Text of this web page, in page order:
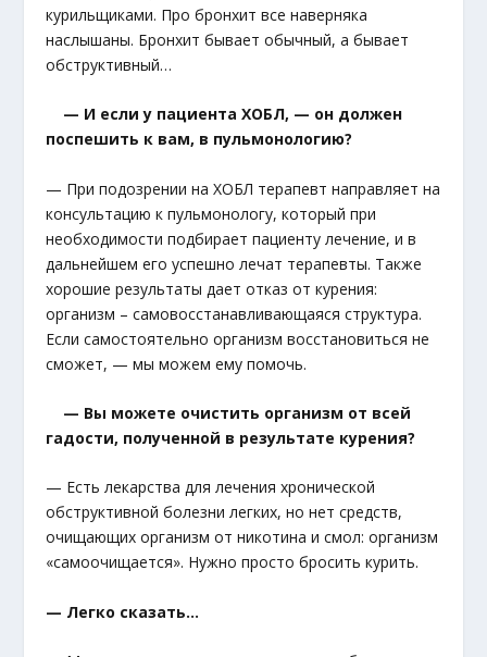
курильщиками. Про бронхит все наверняка
наслышаны. Бронхит бывает обычный, а бывает
обструктивный…
— И если у пациента ХОБЛ, — он должен
поспешить к вам, в пульмонологию?
— При подозрении на ХОБЛ терапевт направляет на
консультацию к пульмонологу, который при
необходимости подбирает пациенту лечение, и в
дальнейшем его успешно лечат терапевты. Также
хорошие результаты дает отказ от курения:
организм – самовосстанавливающаяся структура.
Если самостоятельно организм восстановиться не
сможет, — мы можем ему помочь.
— Вы можете очистить организм от всей
гадости, полученной в результате курения?
— Есть лекарства для лечения хронической
обструктивной болезни легких, но нет средств,
очищающих организм от никотина и смол: организм
«самоочищается». Нужно просто бросить курить.
— Легко сказать…